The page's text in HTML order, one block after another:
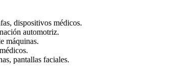
dispositivos médicos.
automotriz.
máquinas.
pantallas faciales.